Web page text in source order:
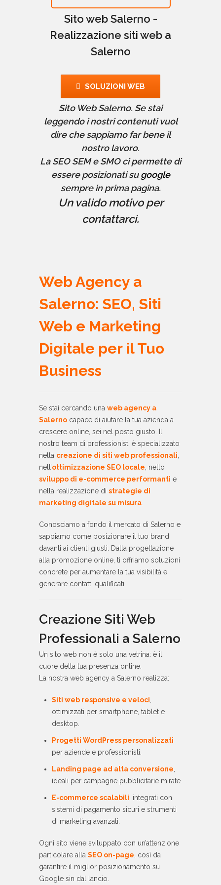
Sito web Salerno -
Realizzazione siti web a
Salerno
SOLUZIONI WEB
Sito Web Salerno. Se stai
leggendo i nostri contenuti vuol
dire che sappiamo far bene il
nostro lavoro.
La SEO SEM e SMO ci permette di
essere posizionati sugoogle
sempre in prima pagina.
Un valido motivo per
contattarci.
Web Agency a
Salerno: SEO, Siti
Web e Marketing
Digitale per il Tuo
Business
Se stai cercando una web agency a
Salerno capace di aiutare la tua azienda a
crescere online, sei nel posto giusto. Il
nostro team di professionisti è specializzato
nella creazione di siti web professionali
nell’ottimizzazione SEO locale , nello
sviluppo di e-commerce performanti e
nella realizzazione di strategie di
marketing digitale su misura
Conosciamo a fondo il mercato di Salerno e
sappiamo come posizionare il tuo brand
davanti ai clienti giusti. Dalla progettazione
alla promozione online, ti offriamo soluzioni
concrete per aumentare la tua visibilità e
generare contatti qualificati.
Creazione Siti Web
Professionali a Salerno
Un sito web non è solo una vetrina: è il
cuore della tua presenza online.
La nostra web agency a Salerno realizza:
Siti web responsive e veloci
ottimizzati per smartphone, tablet e
desktop.
Progetti WordPress personalizzati
per aziende e professionisti.
Landing page ad alta conversione
ideali per campagne pubblicitarie mirate.
E-commerce scalabili , integrati con
sistemi di pagamento sicuri e strumenti
di marketing avanzati.
Ogni sito viene sviluppato con un’attenzione
particolare alla SEO on-page , così da
garantire il miglior posizionamento su
Google sin dal lancio.